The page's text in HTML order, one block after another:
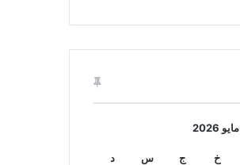
مايو 2026
خ ج س د